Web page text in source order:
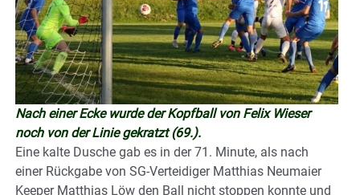
Nach einer Ecke wurde der Kopfball von Felix Wieser
noch von der Linie gekratzt (69.).
Eine kalte Dusche gab es in der 71. Minute, als nach
einer Rückgabe von SG-Verteidiger Matthias Neumaier
Keeper Matthias Löw den Ball nicht stoppen konnte und